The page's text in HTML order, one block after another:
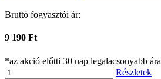
Bruttó fogyasztói ár:
9 190 Ft
*az akció előtti 30 nap legalacsonyabb ára
Részletek